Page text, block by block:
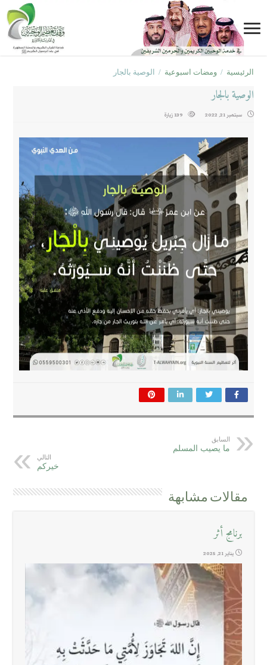
الرئيسية / ومضات اسبوعية / الوصية بالجار
الوصية بالجار
سبتمبر 21, 2022 139 زيارة
السابق
ما يصيب المسلم
التالي
خيركم
مقالات مشابهة
برنامج أثر
يناير 21, 2025